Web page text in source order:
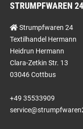
STRUMPFWAREN 24
Strumpfwaren 24
Textilhandel Hermann
Heidrun Hermann
Clara-Zetkin Str. 13
03046 Cottbus
+49 35533909